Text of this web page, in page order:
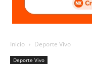
Inicio Deporte Vivo
Deporte Vivo